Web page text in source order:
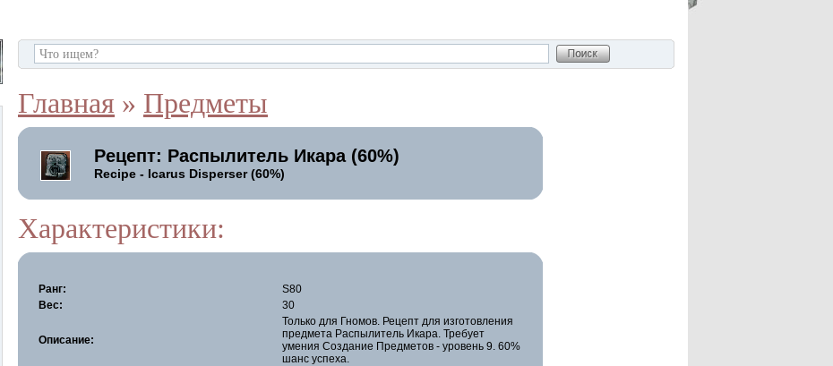
Главная » Предметы
Рецепт: Распылитель Икара (60%)
Recipe - Icarus Disperser (60%)
Характеристики:
Ранг:
S80
Вес:
30
Описание:
Только для Гномов. Рецепт для изготовления
предмета Распылитель Икара. Требует
умения Создание Предметов - уровень 9. 60%
шанс успеха.